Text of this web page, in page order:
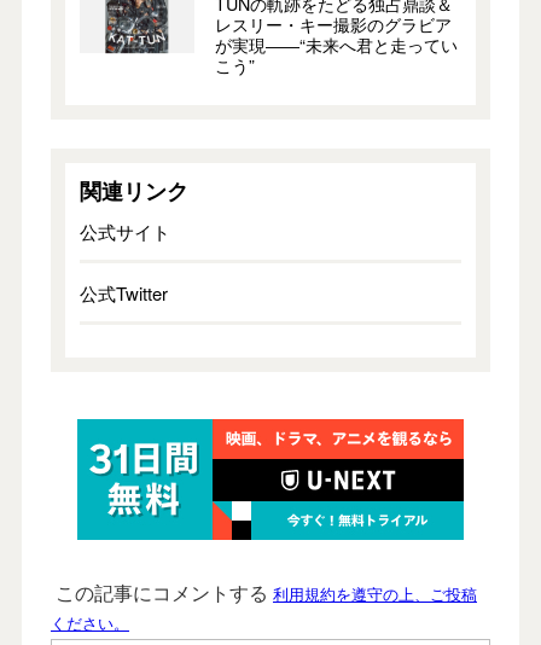
レスリー・キー撮影のグラビア
が実現――“未来へ君と走ってい
こう”
関連リンク
公式サイト
公式Twitter